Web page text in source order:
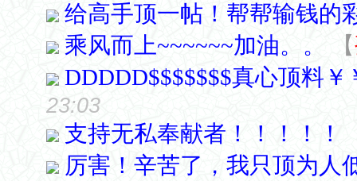
给高手顶一帖！帮帮输钱的
乘风而上~~~~~~加油。。
【
DDDDD$$$$$$$真心顶料￥
23:03
支持无私奉献者！！！！！
厉害！辛苦了，我只顶为人